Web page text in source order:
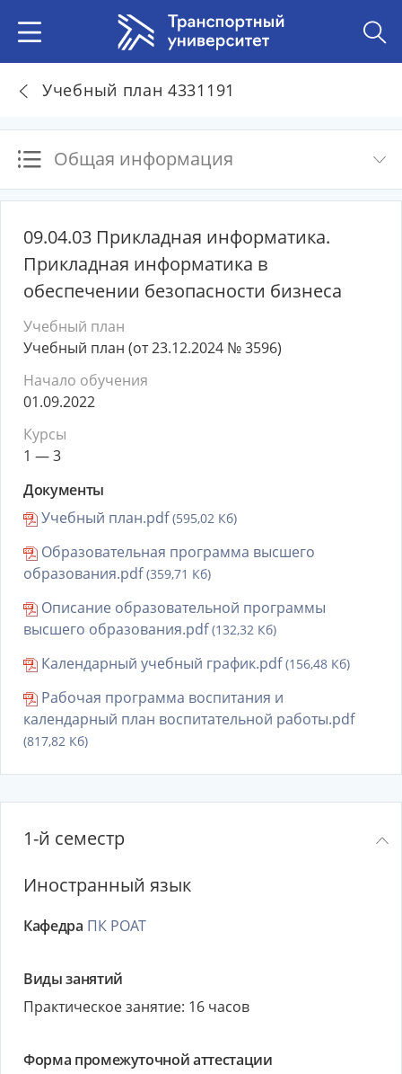
Учебный план 4331191
Общая информация
09.04.03 Прикладная информатика.
Прикладная информатика в
обеспечении безопасности бизнеса
Учебный план
Учебный план (от 23.12.2024 № 3596)
Начало обучения
01.09.2022
Курсы
1 — 3
Документы
Учебный план.pdf(595,02 Кб)
Образовательная программа высшего
образования.pdf(359,71 Кб)
Описание образовательной программы
высшего образования.pdf(132,32 Кб)
Календарный учебный график.pdf(156,48 Кб)
Рабочая программа воспитания и
календарный план воспитательной работы.pdf
(817,82 Кб)
1-й семестр
Иностранный язык
Кафедра ПК РОАТ
Виды занятий
Практическое занятие: 16 часов
Форма промежуточной аттестации